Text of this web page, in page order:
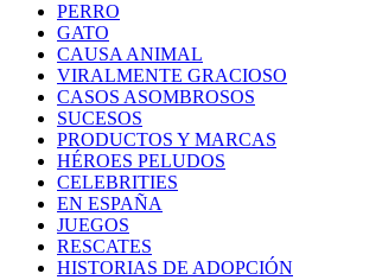
PERRO
GATO
CAUSA ANIMAL
VIRALMENTE GRACIOSO
CASOS ASOMBROSOS
SUCESOS
PRODUCTOS Y MARCAS
HÉROES PELUDOS
CELEBRITIES
EN ESPAÑA
JUEGOS
RESCATES
HISTORIAS DE ADOPCIÓN